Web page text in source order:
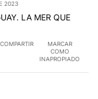
2023
LA MER QUE
COMPARTIR
MARCAR
COMO
INAPROPIADO